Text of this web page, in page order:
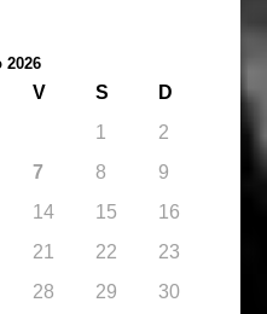
2026
V S
D
1
2
7 8
9
14 15
16
21 22
23
28 29
30